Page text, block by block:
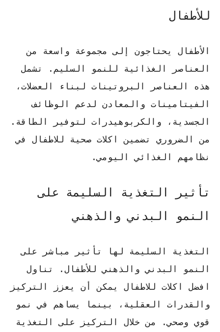
للأطفال
الأطفال يحتاجون إلى مجموعة واسعة من
العناصر الغذائية للنمو السليم. تشمل
هذه العناصر
البروتينات لبناء العضلات،
الفيتامينات والمعادن لدعم الوظائف
الجسدية، و الكربوهيدرات لتوفير الطاقة.
من الضروري تضمين
اكلات صحية للاطفال في
نظامهم الغذائي اليومي.
تأثير التغذية السليمة على
النمو البدني والذهني
التغذية السليمة لها تأثير مباشر على
النمو البدني والذهني للأطفال. تناول
افضل اكلات للاطفال يمكن أن يعزز التركيز
والقدرات العقلية، بينما يساهم في نمو
قوي وصحي. من خلال التركيز على التغذية